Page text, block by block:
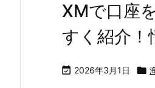
XMで口座
すく紹介！
 2026年3月1日 